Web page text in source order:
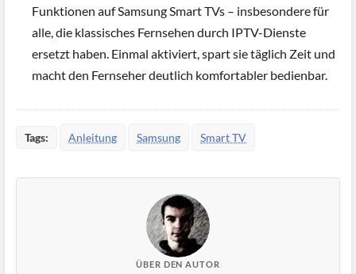
Funktionen auf Samsung Smart TVs – insbesondere für
alle, die klassisches Fernsehen durch IPTV-Dienste
ersetzt haben. Einmal aktiviert, spart sie täglich Zeit und
macht den Fernseher deutlich komfortabler bedienbar.
Tags: Anleitung Samsung Smart TV
ÜBER DEN AUTOR